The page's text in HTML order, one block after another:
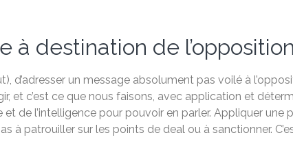
à destination de
d’adresser un message absolument pas voilé à
et c’est ce que nous faisons, avec application et
de l’intelligence pour pouvoir en parler. Appliquer
à patrouiller sur les points de deal ou à sanctionner.